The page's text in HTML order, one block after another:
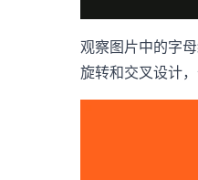
观察图片中的字
旋转和交叉设计